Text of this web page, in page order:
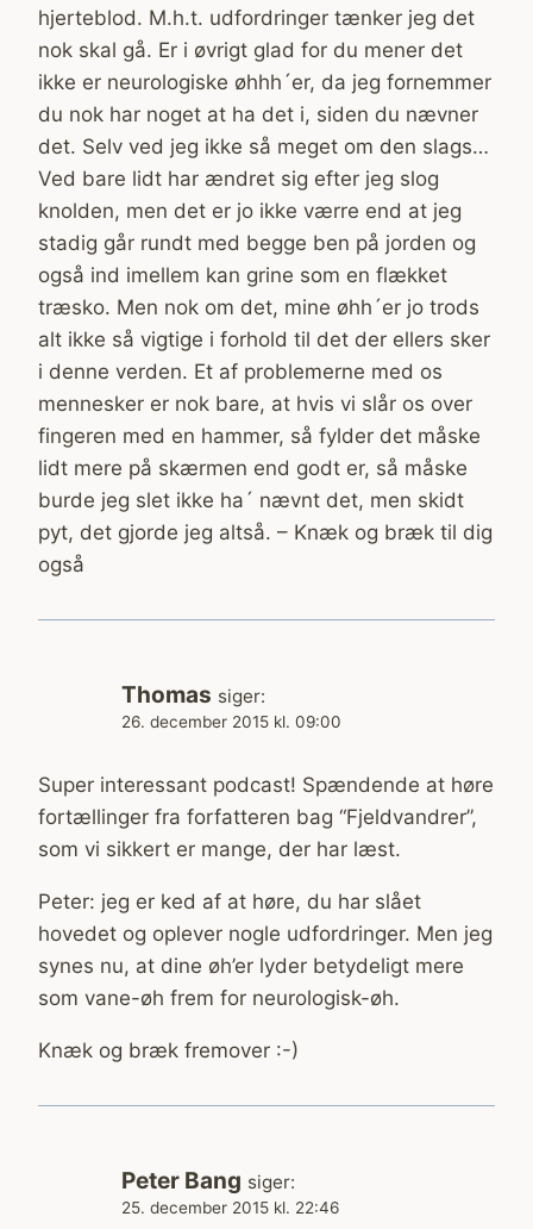
hjerteblod. M.h.t. udfordringer tænker jeg det
nok skal gå. Er i øvrigt glad for du mener det
ikke er neurologiske øhhh´er, da jeg fornemmer
du nok har noget at ha det i, siden du nævner
det. Selv ved jeg ikke så meget om den slags…
Ved bare lidt har ændret sig efter jeg slog
knolden, men det er jo ikke værre end at jeg
stadig går rundt med begge ben på jorden og
også ind imellem kan grine som en flækket
træsko. Men nok om det, mine øhh´er jo trods
alt ikke så vigtige i forhold til det der ellers sker
i denne verden. Et af problemerne med os
mennesker er nok bare, at hvis vi slår os over
fingeren med en hammer, så fylder det måske
lidt mere på skærmen end godt er, så måske
burde jeg slet ikke ha´ nævnt det, men skidt
pyt, det gjorde jeg altså. – Knæk og bræk til dig
også
Thomas siger:
26. december 2015 kl. 09:00
Super interessant podcast! Spændende at høre
fortællinger fra forfatteren bag “Fjeldvandrer”,
som vi sikkert er mange, der har læst.
Peter: jeg er ked af at høre, du har slået
hovedet og oplever nogle udfordringer. Men jeg
synes nu, at dine øh’er lyder betydeligt mere
som vane-øh frem for neurologisk-øh.
Knæk og bræk fremover :-)
Peter Bang siger:
25. december 2015 kl. 22:46